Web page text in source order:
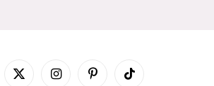
X
InstagramPinterestTikTok